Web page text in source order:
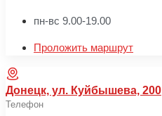
пн-вс 9.00-19.00
Проложить маршрут
Донецк, ул. Куйбышева, 200
Телефон